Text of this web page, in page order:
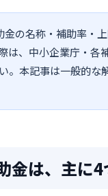
の名称・補助率・
は、中小企業庁・各
。本記事は一般的な
金は、主に4